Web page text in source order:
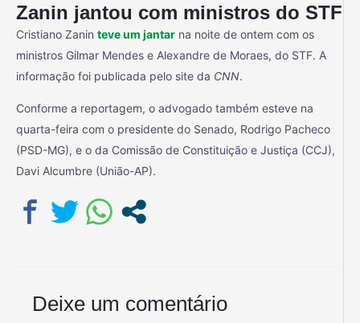
Zanin jantou com ministros do STF
Cristiano Zanin teve um jantar na noite de ontem com os
ministros Gilmar Mendes e Alexandre de Moraes, do STF. A
informação foi publicada pelo site da CNN.
Conforme a reportagem, o advogado também esteve na
quarta-feira com o presidente do Senado, Rodrigo Pacheco
(PSD-MG), e o da Comissão de Constituição e Justiça (CCJ),
Davi Alcumbre (União-AP).
Deixe um comentário